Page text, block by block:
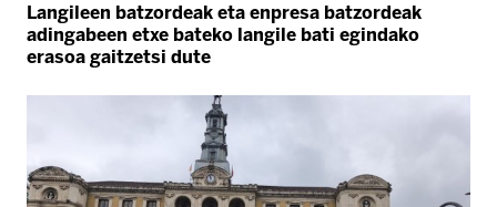
Langileen batzordeak eta enpresa batzordeak
adingabeen etxe bateko langile bati egindako
erasoa gaitzetsi dute